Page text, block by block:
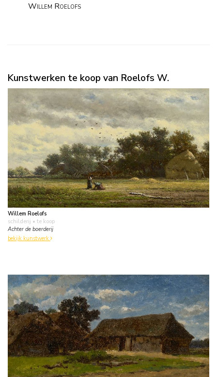
Willem Roelofs
Kunstwerken te koop van Roelofs W.
Willem Roelofs
schilderij • te koop
Achter de boerderij
bekijk kunstwerk